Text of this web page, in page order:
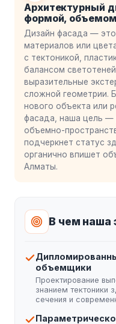
Архитектурный
формой,
Дизайн фасада —
материалов или
с тектоникой,
балансом
выразительные
сложной геометрии.
нового объекта или
фасада, наша цель —
объемно-
подчеркнет статус
органично впишет
Алматы.
В чем наша
объемщики
Проектирование
знанием тектоники
сечения и